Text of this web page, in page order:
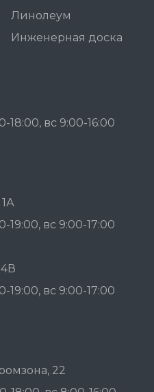
Линолеум
Инженерная доска
18:00, вс 9:00-16:00
19:00, вс 9:00-17:00
19:00, вс 9:00-17:00
22